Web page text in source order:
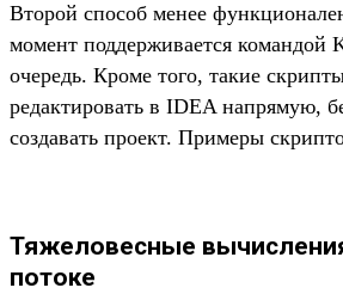
Второй способ менее
момент поддерживается командой
очередь. Кроме того, такие
редактировать в IDEA напрямую,
создавать проект. Примеры
Тяжеловесные
потоке